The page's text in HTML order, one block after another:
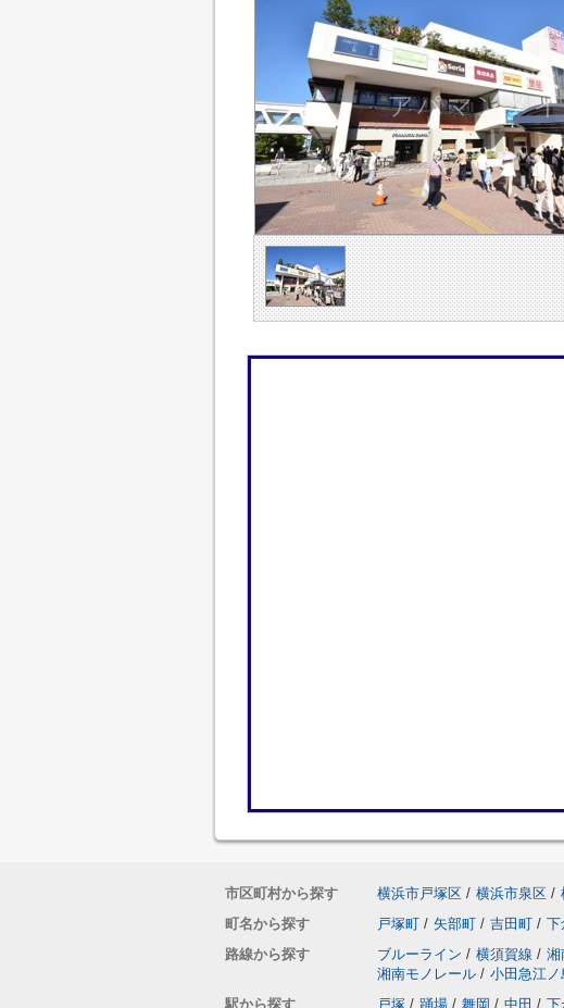
市区町村から探す 横浜市戸塚区 / 横浜市泉区 /
町名から探す
戸塚町 / 矢部町 / 吉田町 / 下
路線から探す
ブルーライン / 横須賀線 / 湘
湘南モノレール / 小田急江ノ
駅から探す
戸塚 / 踊場 / 舞岡 / 中田 / 下